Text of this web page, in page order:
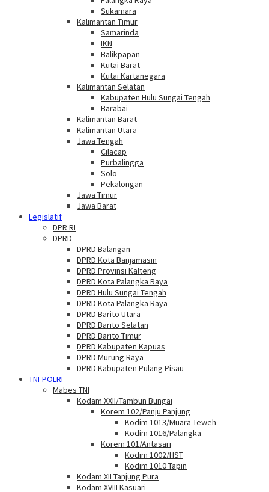
Sukamara
Kalimantan Timur
Samarinda
IKN
Balikpapan
Kutai Barat
Kutai Kartanegara
Kalimantan Selatan
Kabupaten Hulu Sungai Tengah
Barabai
Kalimantan Barat
Kalimantan Utara
Jawa Tengah
Cilacap
Purbalingga
Solo
Pekalongan
Jawa Timur
Jawa Barat
Legislatif
DPR RI
DPRD
DPRD Balangan
DPRD Kota Banjamasin
DPRD Provinsi Kalteng
DPRD Kota Palangka Raya
DPRD Hulu Sungai Tengah
DPRD Kota Palangka Raya
DPRD Barito Utara
DPRD Barito Selatan
DPRD Barito Timur
DPRD Kabupaten Kapuas
DPRD Murung Raya
DPRD Kabupaten Pulang Pisau
TNI-POLRI
Mabes TNI
Kodam XXII/Tambun Bungai
Korem 102/Panju Panjung
Kodim 1013/Muara Teweh
Kodim 1016/Palangka
Korem 101/Antasari
Kodim 1002/HST
Kodim 1010 Tapin
Kodam XII Tanjung Pura
Kodam XVIII Kasuari